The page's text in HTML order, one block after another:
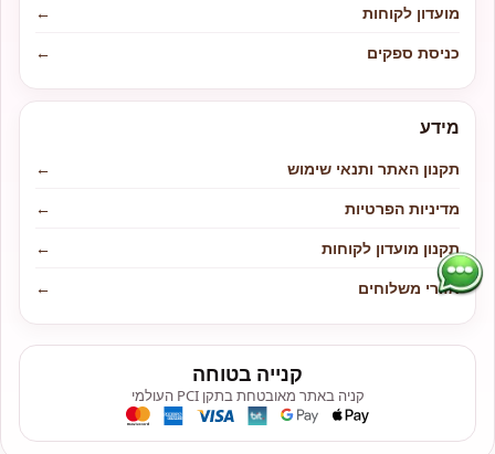
מועדון לקוחות
←
כניסת ספקים
←
מידע
תקנון האתר ותנאי שימוש
←
מדיניות הפרטיות
←
תקנון מועדון לקוחות
←
אזורי משלוחים
←
קנייה בטוחה
קניה באתר מאובטחת בתקן PCI העולמי